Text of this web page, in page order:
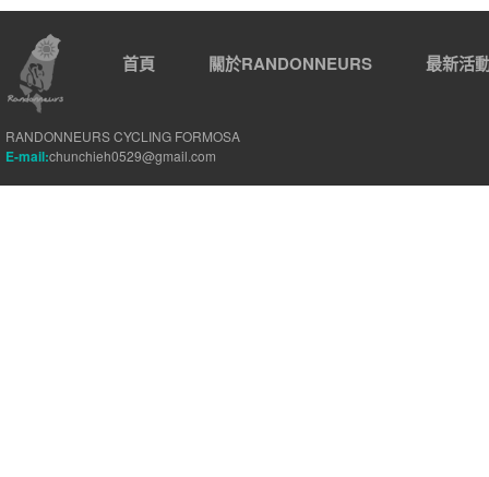
首頁 關於RANDONNEURS 最新活
RANDONNEURS CYCLING FORMOSA
E-mail:chunchieh0529@gmail.com